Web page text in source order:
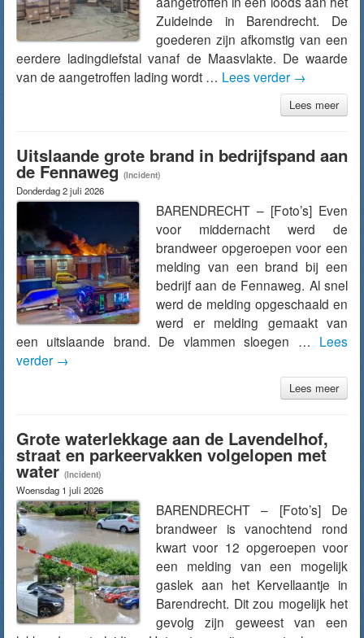
Zuideinde in Barendrecht. De
goederen zijn afkomstig van een
eerdere ladingdiefstal vanaf de Maasvlakte. De waarde
van de aangetroffen lading wordt … Lees verder →
Lees meer
Uitslaande grote brand in bedrijfspand aan
de Fennaweg (Incident)
Donderdag 2 juli 2026
BARENDRECHT – [Foto’s] Even
voor middernacht werd de
brandweer opgeroepen voor een
melding van een brand bij een
bedrijf aan de Fennaweg. Al snel
werd de melding opgeschaald en
werd er melding gemaakt van
een uitslaande brand. De vlammen sloegen … Lees
verder →
Lees meer
Grote waterlekkage aan de Lavendelhof,
straat en parkeervakken volgelopen met
water (Incident)
Woensdag 1 juli 2026
BARENDRECHT – [Foto’s] De
brandweer is vanochtend rond
kwart voor 12 opgeroepen voor
een melding van een mogelijk
gaslek aan het Kervellaantje in
Barendrecht. Dit zou mogelijk het
gevolg zijn geweest van een